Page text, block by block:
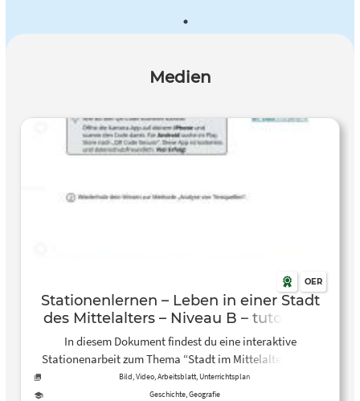
Medien
OER
Stationenlernen – Leben in einer Stadt
des Mittelalters – Niveau B – tutory.de
In diesem Dokument findest du eine interaktive
Stationenarbeit zum Thema “Stadt im Mittelalter”. Über
QR-Codes sind kleine Quizzes, Videos und Links
eingebunden. In EInzel- und Partnerarbeit wird hier der
Bild, Video, Arbeitsblatt, Unterrichtsplan
Geschichte, Geografie